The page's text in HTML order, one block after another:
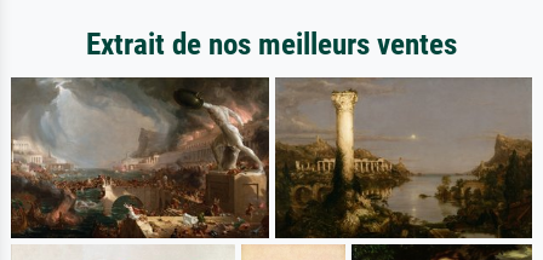
Extrait de nos meilleurs ventes